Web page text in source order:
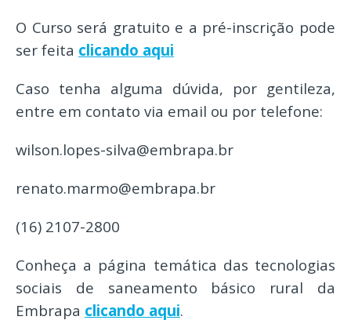
O Curso será gratuito e a pré-inscrição pode
ser feita clicando aqui
Caso tenha alguma dúvida, por gentileza,
entre em contato via email ou por telefone:
wilson.lopes-silva@embrapa.br
renato.marmo@embrapa.br
(16) 2107-2800
Conheça a página temática das tecnologias
sociais de saneamento básico rural da
Embrapa clicando aqui.